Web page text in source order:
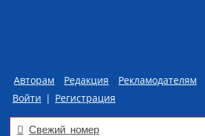
Авторам Редакция Рекламодателям
Войти | Регистрация
Свежий номер